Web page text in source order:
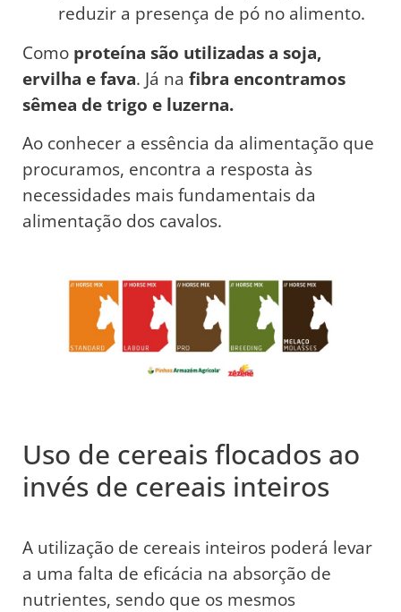
reduzir a presença de pó no alimento.
Como proteína são utilizadas a soja,
ervilha e fava. Já na fibra encontramos
sêmea de trigo e luzerna.
Ao conhecer a essência da alimentação que
procuramos, encontra a resposta às
necessidades mais fundamentais da
alimentação dos cavalos.
Uso de cereais flocados ao
invés de cereais inteiros
A utilização de cereais inteiros poderá levar
a uma falta de eficácia na absorção de
nutrientes, sendo que os mesmos